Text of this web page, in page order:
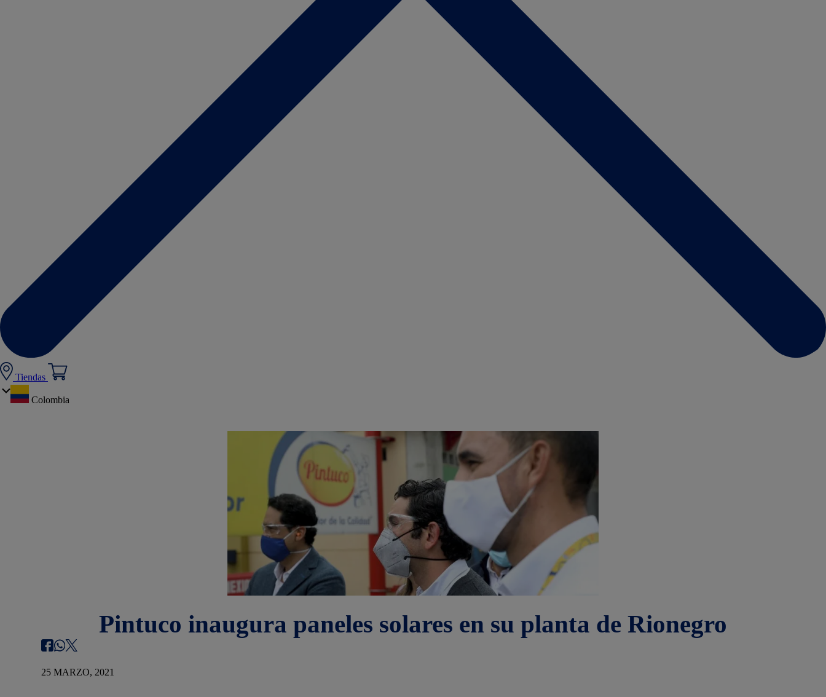
Tiendas
Colombia
Pintuco inaugura paneles solares en su planta de Rionegro
25 MARZO, 2021